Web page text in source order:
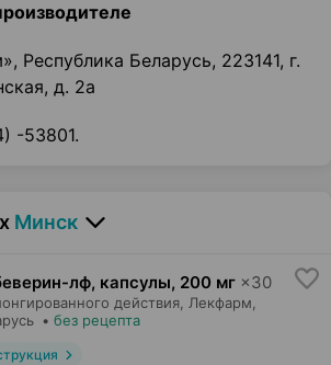
Республика Беларусь, 223141, г.
д. 2а
-53801.
Минск
лф, капсулы, 200 мг ×30
действия, Лекфарм,
• без рецепта